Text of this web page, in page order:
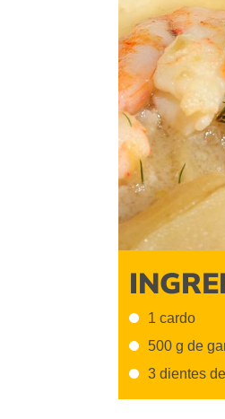
1 cardo
500 g de
3 dientes